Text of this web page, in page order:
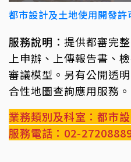
都市設計及土地使用開發許
服務說明 ：提供都審完
上申辦、上傳報告書、
審議模型。另有公開透
合性地圖查詢應用服務。
業務類別及科室：都市
服務電話：02-